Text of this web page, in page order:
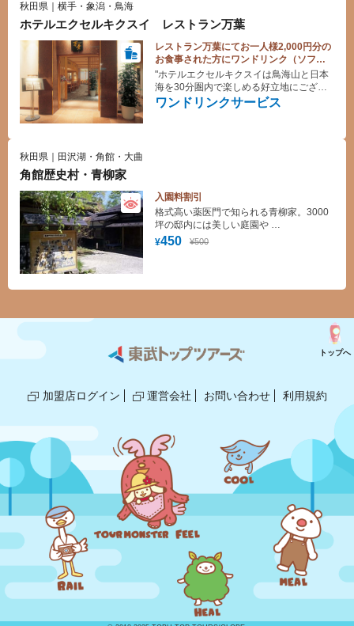
秋田県｜横手・象潟・鳥海
ホテルエクセルキクスイ レストラン万葉
レストラン万葉にてお一人様2,000円分の
お食事された方にワンドリンク（ソフト
ドリンクor生ビール）サービス☆
ワンドリンクサービス
"ホテルエクセルキクスイは鳥海山と日本
海を30分圏内で楽しめる好立地にござい
ます。 お食事も地元の「山の幸・海の
幸」をふんだんに取り入れた旬の料理を
秋田県｜田沢湖・角館・大曲
角館歴史村・青柳家
入園料割引
¥450 ¥500
格式高い薬医門で知られる青柳家。3000
坪の邸内には美しい庭園や
6つの資料館があり、貴重な品々約3万点
加盟店ログイン 運営会社 お問い合わせ 利用規約
トップへ